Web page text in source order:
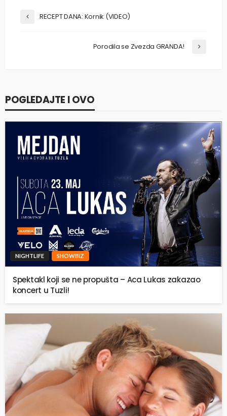
RECEPT DANA: Kornik (VIDEO)
Porodila se Zvezda GRANDA!
POGLEDAJTE I OVO
NIGHTLIFE SHOWBIZ
Spektakl koji se ne propušta – Aca Lukas zakazao
koncert u Tuzli!